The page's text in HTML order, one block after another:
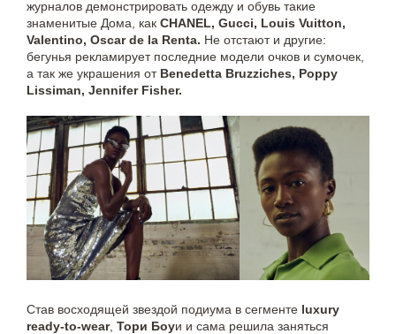
журналов демонстрировать одежду и обувь такие
знаменитые Дома, как CHANEL, Gucci, Louis Vuitton,
Valentino, Oscar de la Renta. Не отстают и другие:
бегунья рекламирует последние модели очков и сумочек,
а так же украшения от Benedetta Bruzziches, Poppy
Lissiman, Jennifer Fisher.
Став восходящей звездой подиума в сегменте luxury
ready-to-wear, Тори Боуи и сама решила заняться